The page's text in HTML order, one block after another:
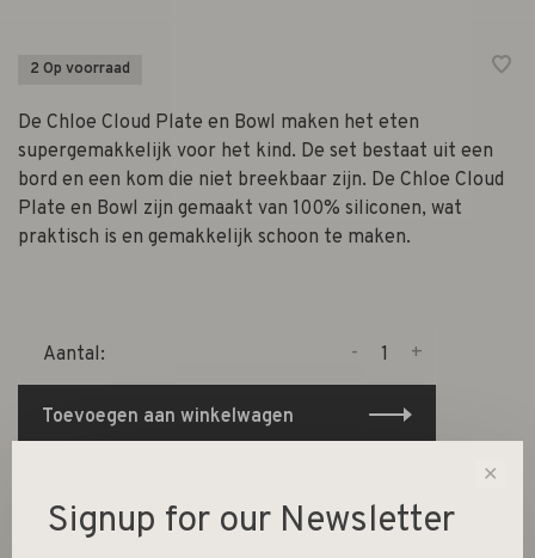
2 Op voorraad
De Chloe Cloud Plate en Bowl maken het eten
supergemakkelijk voor het kind. De set bestaat uit een
bord en een kom die niet breekbaar zijn. De Chloe Cloud
Plate en Bowl zijn gemaakt van 100% siliconen, wat
praktisch is en gemakkelijk schoon te maken.
Aantal: +
-
Toevoegen aan winkelwagen
✕
Signup for our Newsletter